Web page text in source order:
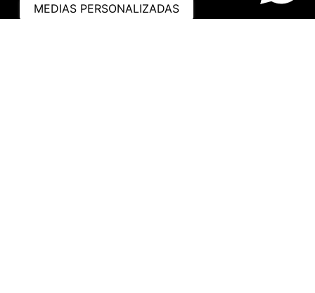
MEDIAS PERSONALIZADAS